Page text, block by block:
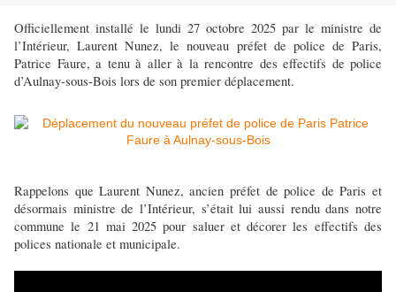
Officiellement installé le lundi 27 octobre 2025 par le ministre de
l’Intérieur, Laurent Nunez, le nouveau préfet de police de Paris,
Patrice Faure, a tenu à aller à la rencontre des effectifs de police
d’Aulnay-sous-Bois lors de son premier déplacement.
Rappelons que Laurent Nunez, ancien préfet de police de Paris et
désormais ministre de l’Intérieur, s’était lui aussi rendu dans notre
commune le 21 mai 2025 pour saluer et décorer les effectifs des
polices nationale et municipale.